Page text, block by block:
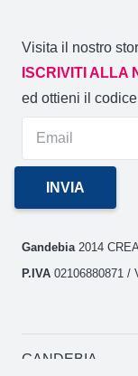
Visita il nostro
ISCRIVITI ALLA
ed ottieni il
Gandebia 2014
P.IVA 02106880871 /
GANDEBIA